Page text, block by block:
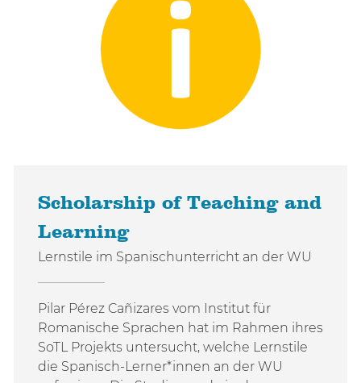
Scholarship of Teaching and
Learning
Lernstile im Spanischunterricht an der WU
Pilar Pérez Cañizares vom Institut für
Romanische Sprachen hat im Rahmen ihres
SoTL Projekts untersucht, welche Lernstile
die Spanisch-Lerner*innen an der WU